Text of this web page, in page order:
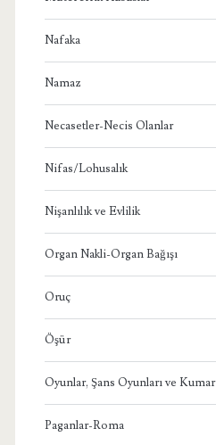
Nafaka
Namaz
Necasetler-Necis Olanlar
Nifas/Lohusalık
Nişanlılık ve Evlilik
Organ Nakli-Organ Bağışı
Oruç
Öşür
Oyunlar, Şans Oyunları ve Kumar
Paganlar-Roma